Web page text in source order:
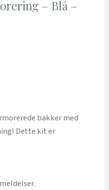
– Blå –
bakker med
Dette kit er